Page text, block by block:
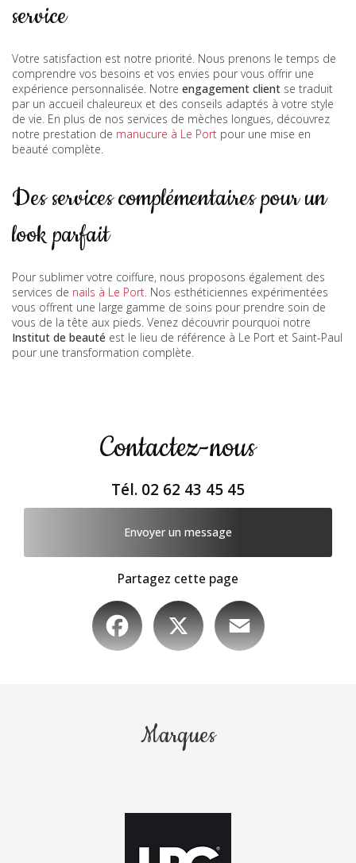
service
Votre satisfaction est notre priorité. Nous prenons le temps de
comprendre vos besoins et vos envies pour vous offrir une
expérience personnalisée. Notre engagement client se traduit
par un accueil chaleureux et des conseils adaptés à votre style
de vie. En plus de nos services de mèches longues, découvrez
notre prestation de manucure à Le Port pour une mise en
beauté complète.
Des services complémentaires pour un
look parfait
Pour sublimer votre coiffure, nous proposons également des
services de nails à Le Port. Nos esthéticiennes expérimentées
vous offrent une large gamme de soins pour prendre soin de
vous de la tête aux pieds. Venez découvrir pourquoi notre
Institut de beauté est le lieu de référence à Le Port et Saint-Paul
pour une transformation complète.
Contactez-nous
Tél. 02 62 43 45 45
Envoyer un message
Partagez cette page
Facebook
Marques